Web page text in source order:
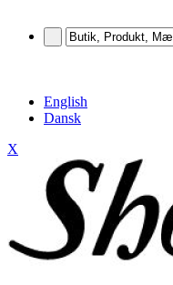
English
Dansk
X